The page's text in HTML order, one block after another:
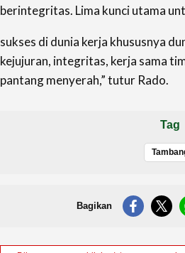
berintegritas. Lima kunci utama
sukses di dunia kerja khususnya
kejujuran, integritas, kerja sama
pantang menyerah,” tutur Rado.
Tag
Bagikan